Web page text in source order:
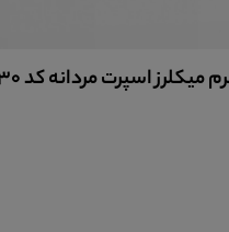
کفش چرم مردانه اسپرت کد ME40002